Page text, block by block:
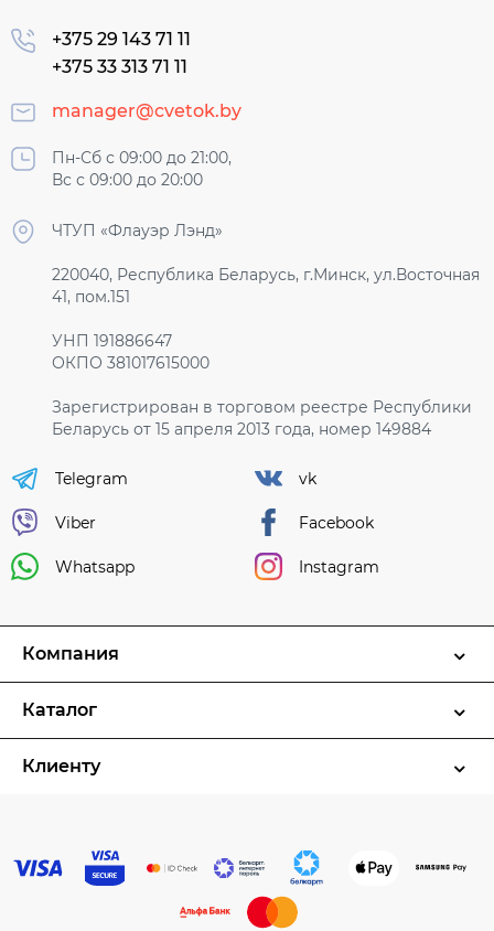
+375 29 143 71 11
+375 33 313 71 11
manager@cvetok.by
Пн-Сб с 09:00 до 21:00,
Вс с 09:00 до 20:00
ЧТУП «Флауэр Лэнд»
220040, Республика Беларусь, г.Минск, ул.Восточная
41, пом.151
УНП 191886647
ОКПО 381017615000
Зарегистрирован в торговом реестре Республики
Беларусь от 15 апреля 2013 года, номер 149884
Telegram
Viber
Whatsapp
vk
Facebook
Instagram
Компания
Каталог
Клиенту